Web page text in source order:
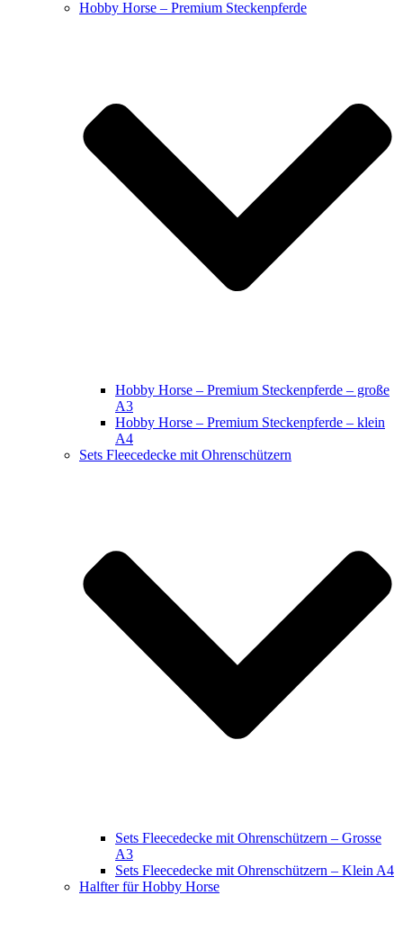
Hobby Horse – Premium Steckenpferde
Hobby Horse – Premium Steckenpferde – große
A3
Hobby Horse – Premium Steckenpferde – klein
A4
Sets Fleecedecke mit Ohrenschützern
Sets Fleecedecke mit Ohrenschützern – Grosse
A3
Sets Fleecedecke mit Ohrenschützern – Klein A4
Halfter für Hobby Horse